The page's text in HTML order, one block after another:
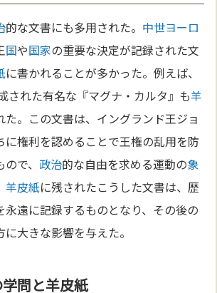
的な文書にも多用された。 中世ヨーロ
国や国家の重要な決定が記録された文
に書かれることが多かった。例えば、
された有名な『マグナ・カルタ』も羊
た。この文書は、イングランド王ジョ
に権利を認めることで王権の乱用を防
で、 政治的な自由を求める運動の象
羊皮紙に残されたこうした文書は、歴
永遠に記録するものとなり、その後の
大きな影響を与えた。
問と羊皮紙